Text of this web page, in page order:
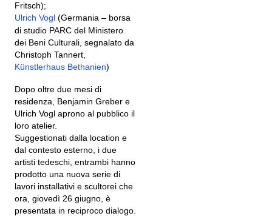
Fritsch);
Ulrich Vogl (Germania – borsa
di studio PARC del Ministero
dei Beni Culturali, segnalato da
Christoph Tannert,
Künstlerhaus Bethanien)
Dopo oltre due mesi di
residenza, Benjamin Greber e
Ulrich Vogl aprono al pubblico il
loro atelier.
Suggestionati dalla location e
dal contesto esterno, i due
artisti tedeschi, entrambi hanno
prodotto una nuova serie di
lavori installativi e scultorei che
ora, giovedì 26 giugno, è
presentata in reciproco dialogo.